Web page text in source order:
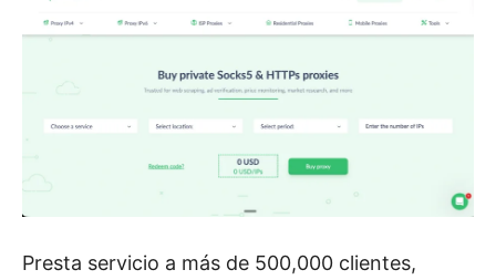
Presta servicio a más de 500,000 clientes,